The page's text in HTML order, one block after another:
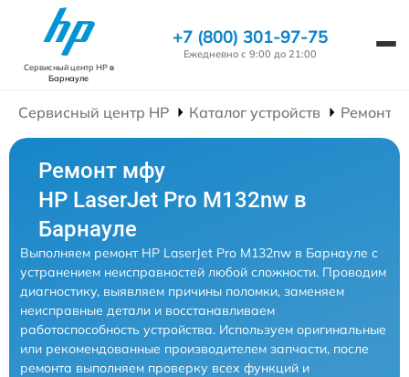
Сервисный центр HPв
Барнауле
+7 (800) 301-97-75
Ежедневно с 9:00 до 21:00
Сервисный центр HP Каталог устройств Ремонт
Ремонт мфу
HP LaserJet Pro M132nw в
Барнауле
Выполняем ремонт HP LaserJet Pro M132nw в Барнауле с
устранением неисправностей любой сложности. Проводим
диагностику, выявляем причины поломки, заменяем
неисправные детали и восстанавливаем
работоспособность устройства. Используем оригинальные
или рекомендованные производителем запчасти, после
ремонта выполняем проверку всех функций и